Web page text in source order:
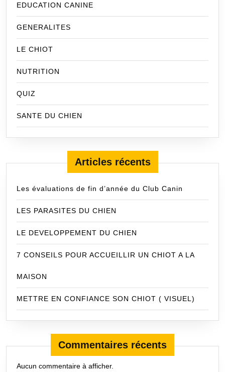
EDUCATION CANINE
GENERALITES
LE CHIOT
NUTRITION
QUIZ
SANTE DU CHIEN
Articles récents
Les évaluations de fin d’année du Club Canin
LES PARASITES DU CHIEN
LE DEVELOPPEMENT DU CHIEN
7 CONSEILS POUR ACCUEILLIR UN CHIOT A LA
MAISON
METTRE EN CONFIANCE SON CHIOT ( VISUEL)
Commentaires récents
Aucun commentaire à afficher.